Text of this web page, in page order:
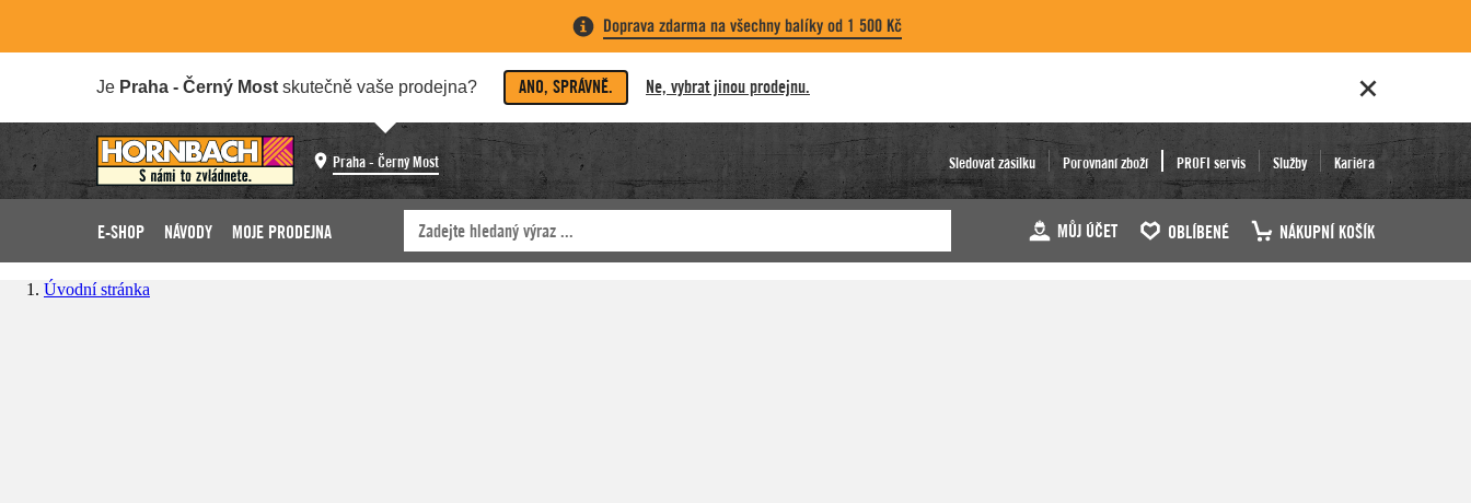
Doprava zdarma na všechny balíky od 1 500 Kč
Je Praha - Černý Most skutečně vaše prodejna? ANO, SPRÁVNĚ. Ne, vybrat jinou prodejnu.
Praha - Černý Most Sledovat zásilku Porovnání zboží PROFI servis Služby Kariéra
E-SHOP NÁVODY MOJE PRODEJNA MŮJ ÚČET OBLÍBENÉ NÁKUPNÍ KOŠÍK
Úvodní stránka